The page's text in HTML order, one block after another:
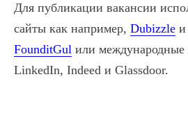
Для публикации вакансии
сайты как например, Dubizzle и
FounditGul или
LinkedIn, Indeed и Glassdoor.